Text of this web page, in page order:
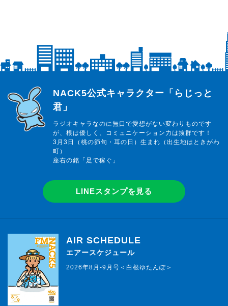
らじっと君
NACK5公式キャラクター「らじっと
君」
ラジオキャラなのに無口で愛想がない変わりものです
が、根は優しく、コミュニケーション力は抜群です！
3月3日（桃の節句・耳の日）生まれ（出生地はときがわ
町）
座右の銘「足で稼ぐ」
LINEスタンプを見る
AIR SCHEDULE
エアースケジュール
2026年8月-9月号＜白根ゆたんぽ＞